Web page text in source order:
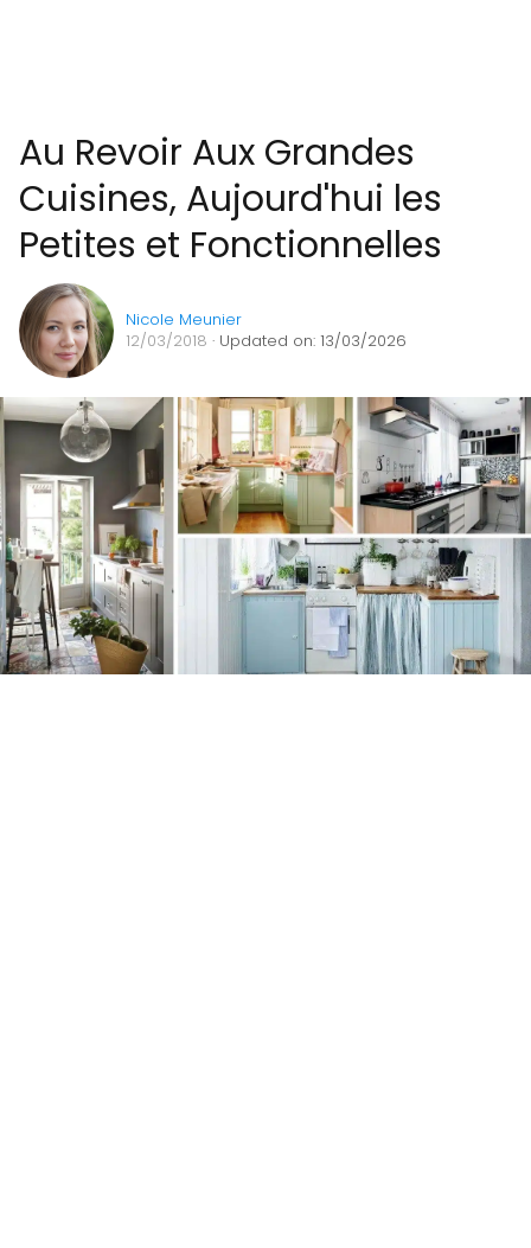
Au Revoir Aux Grandes
Cuisines, Aujourd'hui les
Petites et Fonctionnelles
Nicole Meunier
12/03/2018 · Updated on: 13/03/2026